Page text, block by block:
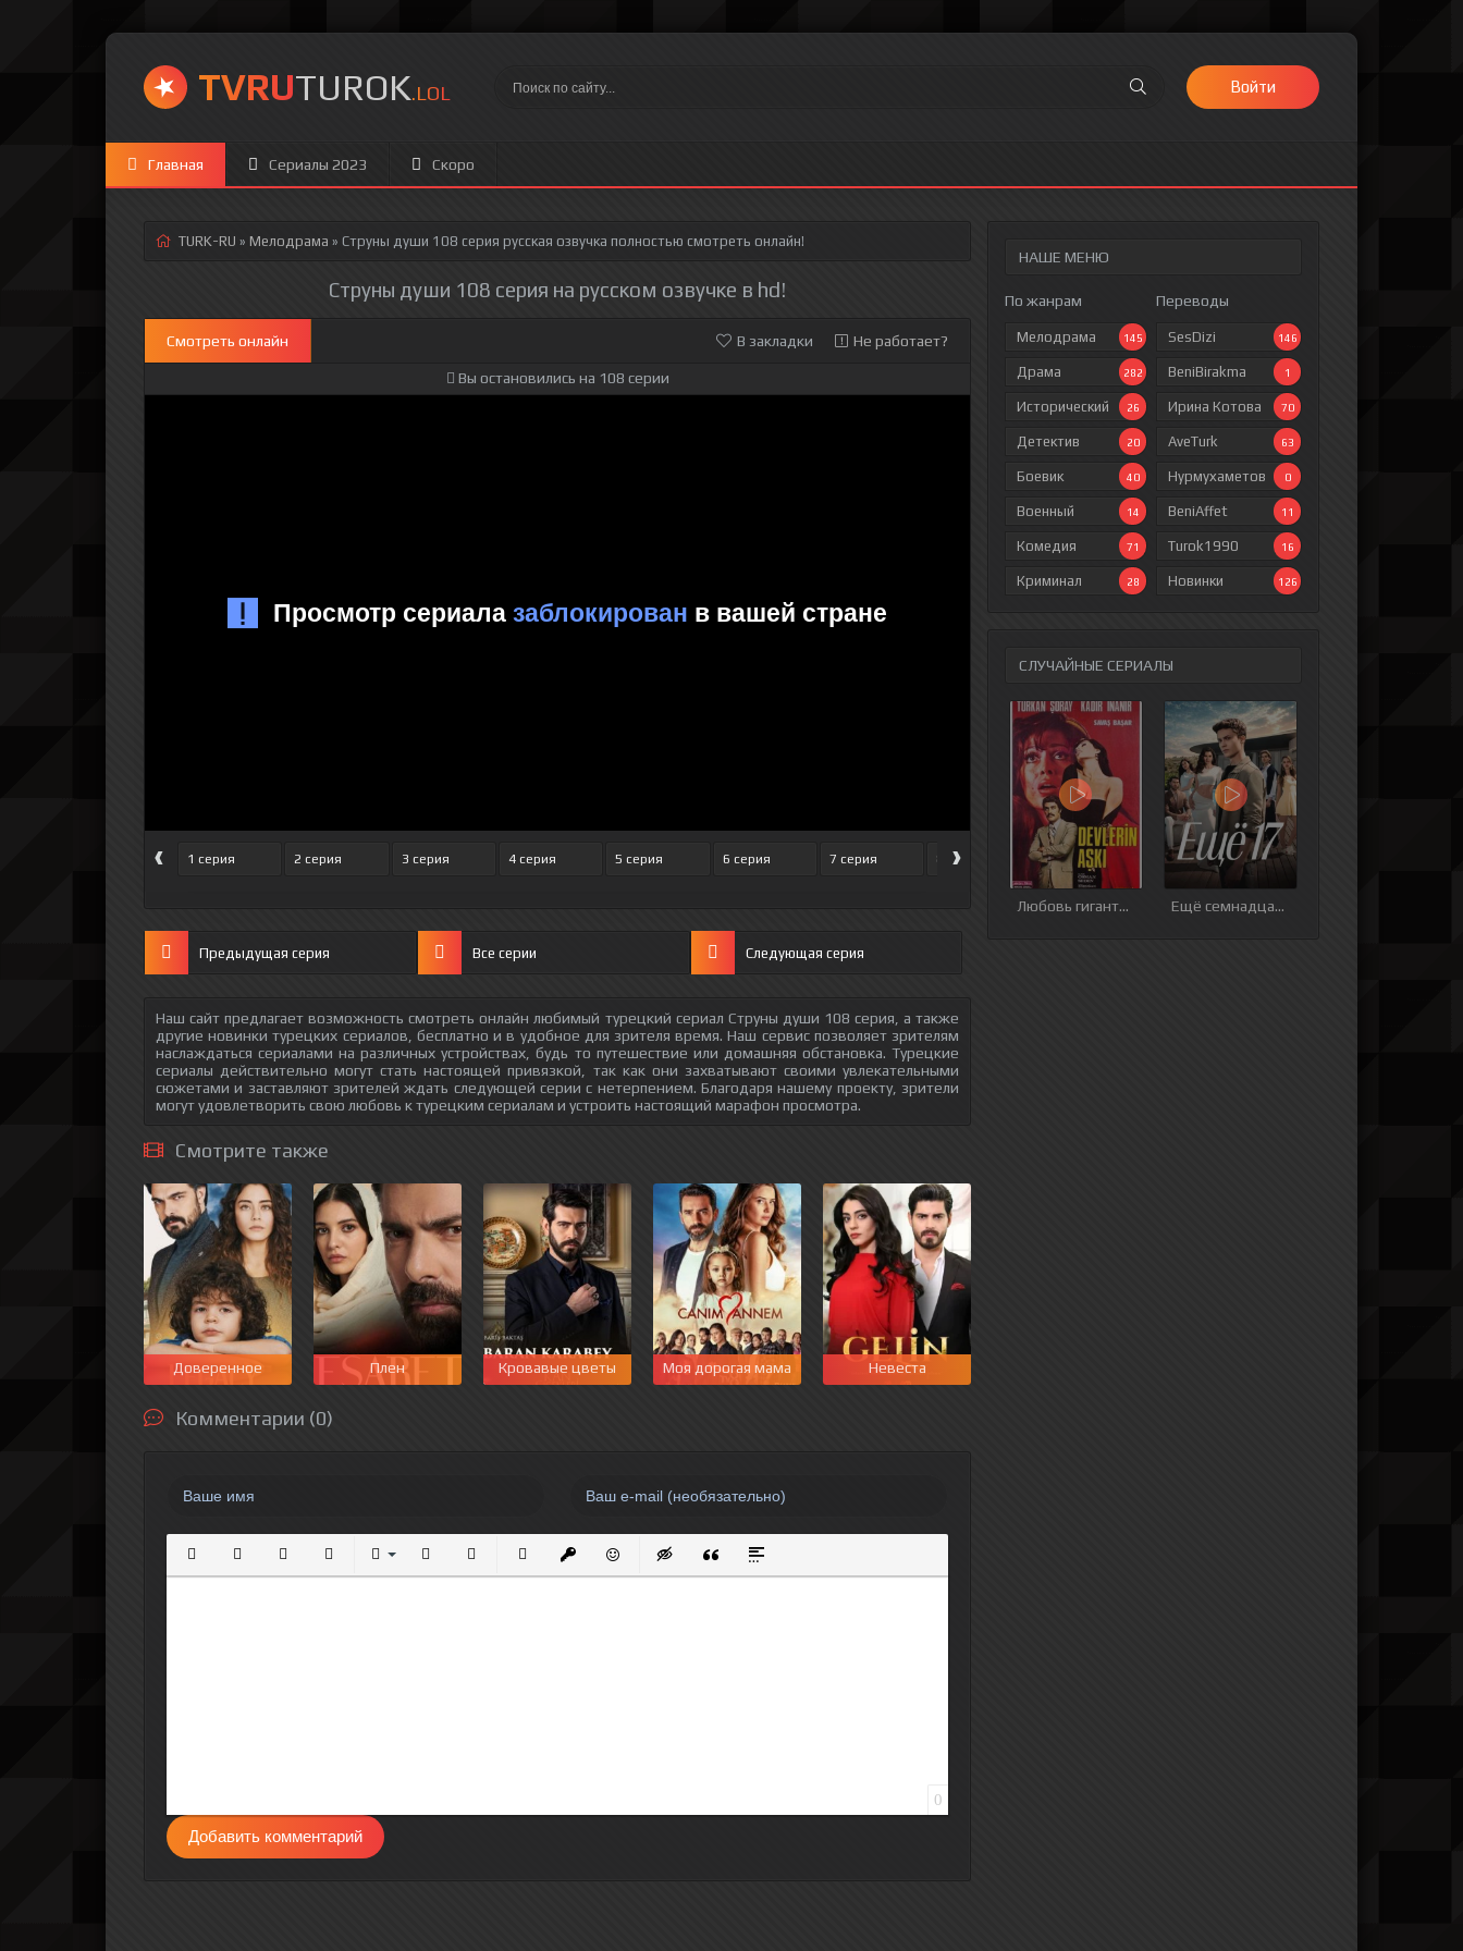
TVRUTUROK.LOL Войти
Главная Сериалы 2023 Скоро
НАШЕ МЕНЮ
По жанрам
Мелодрама 145
Драма 282
Исторический 26
Детектив 20
Боевик 40
Военный 14
Комедия 71
Криминал 28
Переводы
SesDizi 146
BeniBirakma 1
Ирина Котова 70
AveTurk 63
Нурмухаметов 0
BeniAffet 11
Turok1990 16
Новинки 126
СЛУЧАЙНЫЕ СЕРИАЛЫ
Любовь гигантов Ещё семнадцать
TURK-RU » Мелодрама » Струны души 108 серия русская озвучка полностью смотреть онлайн!
Струны души 108 серия на русском озвучке в hd!
Смотреть онлайн В закладки Не работает?
Вы остановились на 108 серии
‹ 1 серия 2 серия 3 серия 4 серия 5 серия 6 серия 7 серия 8 серия 9 серия 10 серия 11 серия
›
Предыдущая серия Все серии Следующая серия
Наш сайт предлагает возможность смотреть онлайн любимый турецкий сериал Струны души 108 серия, а также
другие новинки турецких сериалов, бесплатно и в удобное для зрителя время. Наш сервис позволяет зрителям
наслаждаться сериалами на различных устройствах, будь то путешествие или домашняя обстановка. Турецкие
сериалы действительно могут стать настоящей привязкой, так как они захватывают своими увлекательными
сюжетами и заставляют зрителей ждать следующей серии с нетерпением. Благодаря нашему проекту, зрители
могут удовлетворить свою любовь к турецким сериалам и устроить настоящий марафон просмотра.
Смотрите также
Доверенное Плен Кровавые цветы Моя дорогая мама Невеста
Комментарии (0)
Полужирный
КурсивПодчеркнутый
ЗачеркнутыйВыравнивание
Нумерованный список
Маркированный список
Вставить ссылку
Вставить защищенную ссылку
Вставить смайлик
Вставка скрытого текста
Вставка цитаты
Вставка спойлера
0
Добавить комментарий